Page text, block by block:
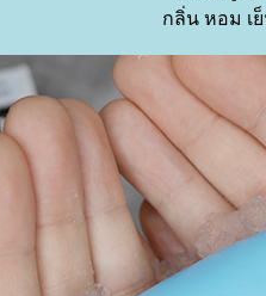
กลิ่น หอม เ